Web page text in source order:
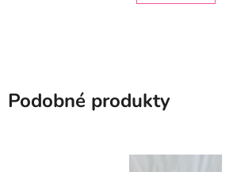
Podobné produkty